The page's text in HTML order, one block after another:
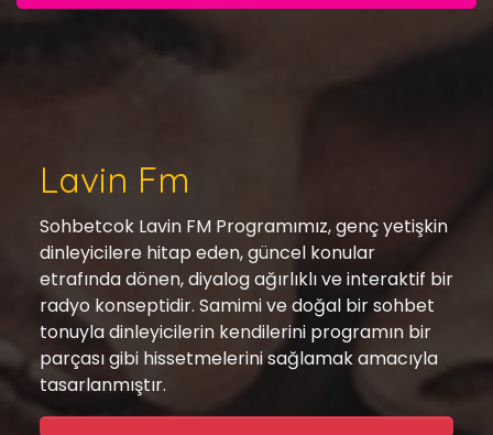
Lavin Fm
Sohbetcok Lavin FM Programımız, genç yetişkin
dinleyicilere hitap eden, güncel konular
etrafında dönen, diyalog ağırlıklı ve interaktif bir
radyo konseptidir. Samimi ve doğal bir sohbet
tonuyla dinleyicilerin kendilerini programın bir
parçası gibi hissetmelerini sağlamak amacıyla
tasarlanmıştır.